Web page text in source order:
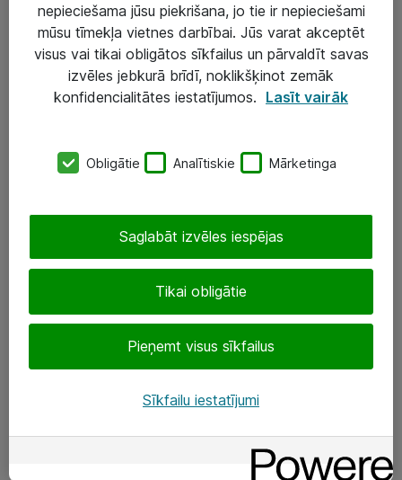
IT serviss un atbalsts
IT infrastruktūra
Darba vietu IT risinājumi
SIA „ATEA”
+(371) 67 81 90 50
eShop@atea.lv
Sekojiet mums
nepieciešama jūsu piekrišana, jo tie ir nepieciešami
mūsu tīmekļa vietnes darbībai. Jūs varat akceptēt
visus vai tikai obligātos sīkfailus un pārvaldīt savas
izvēles jebkurā brīdī, noklikšķinot zemāk
konfidencialitātes iestatījumos. Lasīt vairāk
Obligātie Analītiskie Mārketinga
Tikai obligātie
Pieņemt visus sīkfailus
Saglabāt izvēles iespējas
Sīkfailu iestatījumi